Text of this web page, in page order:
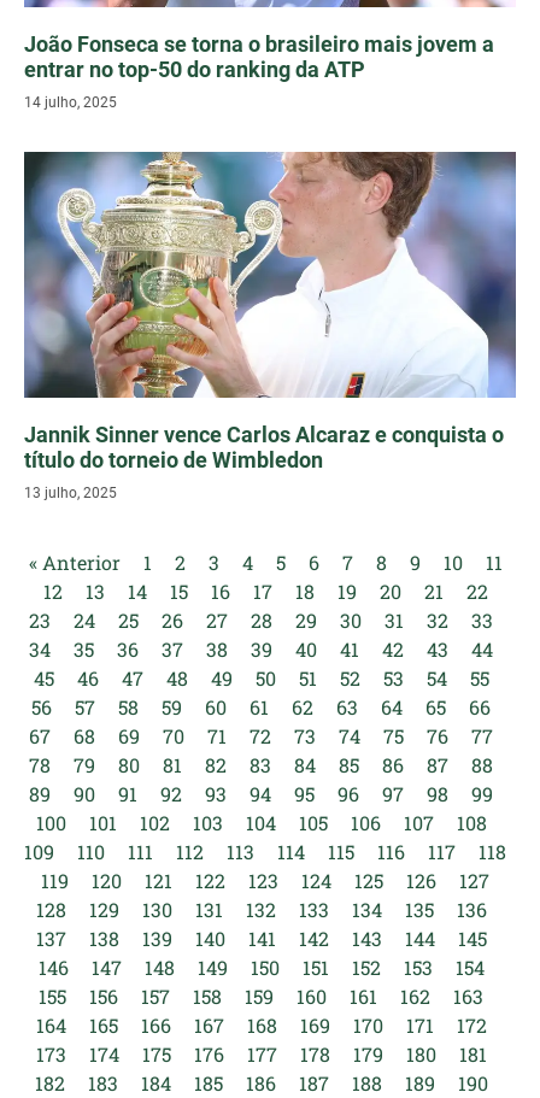
João Fonseca se torna o brasileiro mais jovem a
entrar no top-50 do ranking da ATP
14 julho, 2025
Jannik Sinner vence Carlos Alcaraz e conquista o
título do torneio de Wimbledon
13 julho, 2025
« Anterior 1 2 3 4 5 6 7 8 9 10
11
12
13 14 15 16 17 18 19 20 21
22
23
24 25 26 27 28 29 30 31 32
33
34
35 36 37 38 39 40 41 42 43
44
45
46 47 48 49 50 51 52 53 54
55
56
57 58 59 60 61 62 63 64 65
66
67
68 69 70 71 72 73 74 75 76
77
78
79 80 81 82 83 84 85 86 87
88
89
90 91 92 93 94 95 96 97 98
99
100
101 102 103 104 105 106 107
108
109
110 111 112 113 114 115 116 117
118
119
120 121 122 123 124 125 126
127
128
129 130 131 132 133 134 135
136
137
138 139 140 141 142 143 144
145
146
147 148 149 150 151 152 153
154
155
156 157 158 159 160 161 162
163
164
165 166 167 168 169 170 171
172
173
174 175 176 177 178 179 180
181
182
183 184 185 186 187 188 189
190